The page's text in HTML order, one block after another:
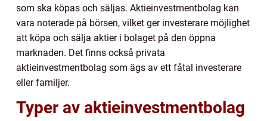
som ska köpas och säljas. Aktieinvestmentbolag kan
vara noterade på börsen, vilket ger investerare möjlighet
att köpa och sälja aktier i bolaget på den öppna
marknaden. Det finns också privata
aktieinvestmentbolag som ägs av ett fåtal investerare
eller familjer.
Typer av aktieinvestmentbolag